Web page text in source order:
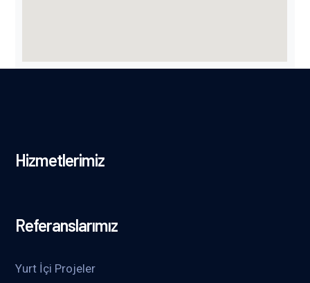
Hizmetlerimiz
Referanslarımız
Yurt İçi Projeler